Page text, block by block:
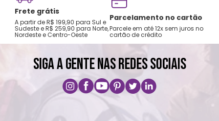
Não passar e limpar a seco.
Frete grátis
A partir de R$ 199,90 para Sul e
Sudeste e R$ 259,90 para Norte,
Nordeste e Centro-Oeste
Parcelamento no cartão
Parcele em até 12x sem juros no
cartão de crédito
SIGA A GENTE NAS REDES SOCIAIS